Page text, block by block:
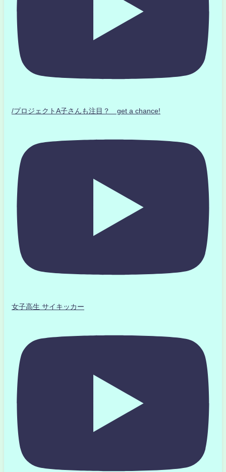
/プロジェクトA子さんも注目？ get a chance!
女子高生 サイキッカー